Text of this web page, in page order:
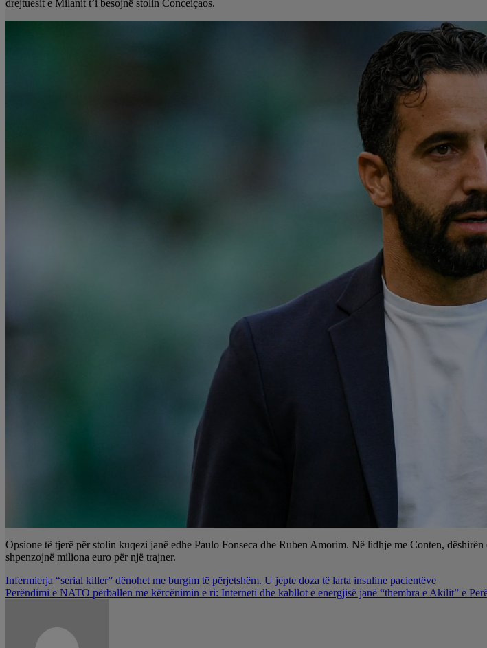
drejtuesit e Milanit t’i besojnë stolin Conceiçaos.
Opsione të tjerë për stolin kuqezi janë edhe Paulo Fonseca dhe Ruben Amorim. Në lidhje me Conten,
shpenzojnë miliona euro për një trajner.
Lëvizje
te
Infermierja “serial killer” dënohet me burgim të përjetshëm. U jepte doza të larta insuline pacientëve
Perëndimi e NATO përballen me kërcënimin e ri: Interneti dhe kabllot e energjisë janë “thembra e Akilit” e